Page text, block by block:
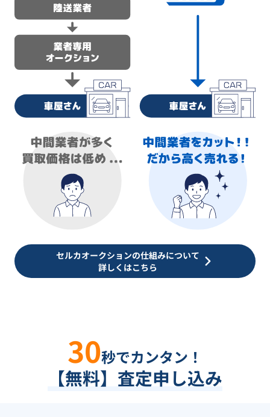
セルカオークションの仕組みについて
詳しくはこちら
30秒でカンタン！
【無料】査定申し込み